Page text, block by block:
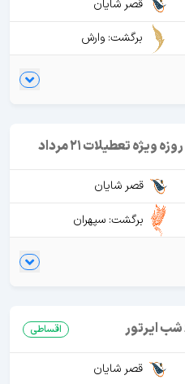
قصر شایان
برگشت: وارش
قصر شایان
برگشت: سپهران
اقساطی
قصر شایان